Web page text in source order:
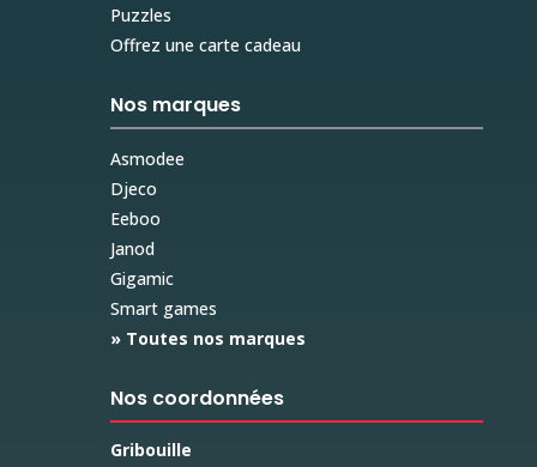
Puzzles
Offrez une carte cadeau
Nos marques
Asmodee
Djeco
Eeboo
Janod
Gigamic
Smart games
» Toutes nos marques
Nos coordonnées
Gribouille